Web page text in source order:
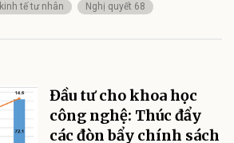
kinh tế tư nhân Nghị quyết 68
Đầu tư cho khoa học
công nghệ: Thúc đẩy
các đòn bẩy chính sách